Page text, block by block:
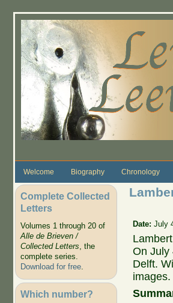
Welcome Biography Chronology
Complete Collected
Letters
Volumes 1 through 20 of
Alle de Brieven /
Collected Letters, the
complete series.
Download for free.
Which number?
Date:July
On July
Delft.
images.